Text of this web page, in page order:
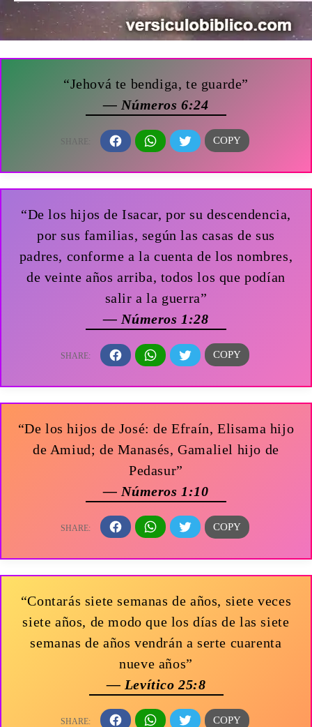
“Jehová te bendiga, te guarde”
— Números 6:24
“De los hijos de Isacar, por su descendencia,
por sus familias, según las casas de sus
padres, conforme a la cuenta de los nombres,
de veinte años arriba, todos los que podían
salir a la guerra”
— Números 1:28
“De los hijos de José: de Efraín, Elisama hijo
de Amiud; de Manasés, Gamaliel hijo de
Pedasur”
— Números 1:10
“Contarás siete semanas de años, siete veces
siete años, de modo que los días de las siete
semanas de años vendrán a serte cuarenta
nueve años”
— Levítico 25:8